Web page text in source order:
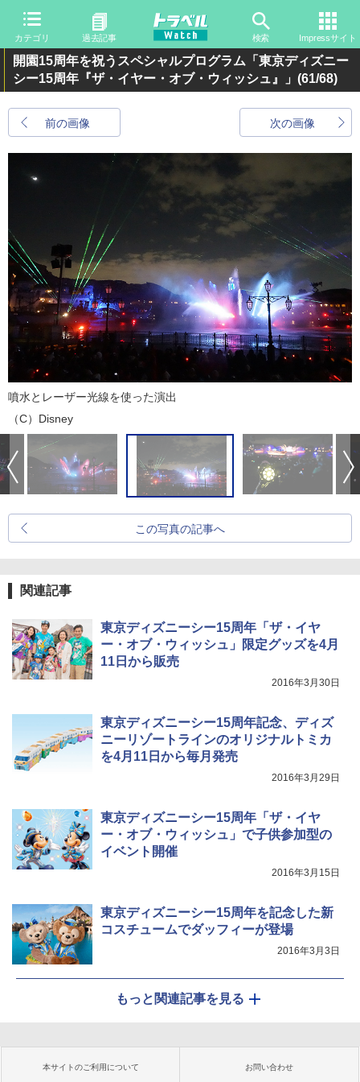
カテゴリ 過去記事 検索 Impressサイト
開園15周年を祝うスペシャルプログラム「東京ディズニー
シー15周年『ザ・イヤー・オブ・ウィッシュ』」 (61/68)
前の画像 次の画像
噴水とレーザー光線を使った演出
（C）Disney
この写真の記事へ
関連記事
東京ディズニーシー15周年「ザ・イヤ
ー・オブ・ウィッシュ」限定グッズを4月
11日から販売
2016年3月30日
東京ディズニーシー15周年記念、ディズ
ニーリゾートラインのオリジナルトミカ
を4月11日から毎月発売
2016年3月29日
東京ディズニーシー15周年「ザ・イヤ
ー・オブ・ウィッシュ」で子供参加型の
イベント開催
2016年3月15日
東京ディズニーシー15周年を記念した新
コスチュームでダッフィーが登場
2016年3月3日
もっと関連記事を見る
本サイトのご利用について お問い合わせ